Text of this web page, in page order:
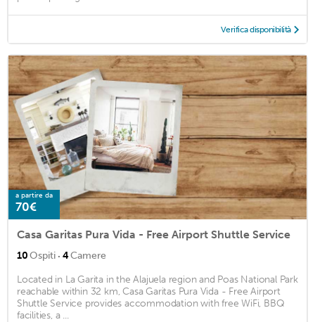
Verifica disponibilità
a partire da
70€
Casa Garitas Pura Vida - Free Airport Shuttle Service
10Ospiti · 4Camere
Located in La Garita in the Alajuela region and Poas National Park
reachable within 32 km, Casa Garitas Pura Vida - Free Airport
Shuttle Service provides accommodation with free WiFi, BBQ
facilities, a ...